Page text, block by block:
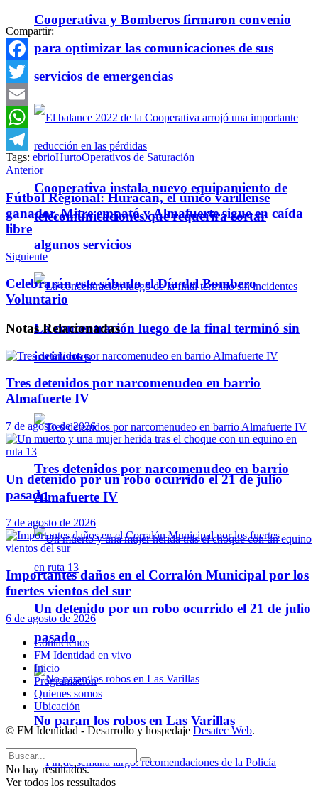
Cooperativa y Bomberos firmaron convenio
para optimizar las comunicaciones de sus
servicios de emergencias
Cooperativa instala nuevo equipamiento de
telecomunicaciones que requerirá cortar
algunos servicios
La concentración luego de la final terminó sin
incidentes
Policiales
Tres detenidos por narcomenudeo en barrio
Almafuerte IV
Un detenido por un robo ocurrido el 21 de julio
pasado
No paran los robos en Las Varillas
Compartir:
Facebook
Twitter
Email
WhatsApp
Telegram
Tags: ebrioHurtoOperativos de Saturación
Anterior
Fútbol Regional: Huracán, el único varillense
ganador, Mitre empató y Almafuerte sigue en caída
libre
Siguiente
Celebrarán este sábado el Día del Bombero
Voluntario
NotasRelacionadas
Tres detenidos por narcomenudeo en barrio
Almafuerte IV
7 de agosto de 2026
Un detenido por un robo ocurrido el 21 de julio
pasado
7 de agosto de 2026
Importantes daños en el Corralón Municipal por los
fuertes vientos del sur
6 de agosto de 2026
Contáctenos
FM Identidad en vivo
Inicio
Programación
Quienes somos
Ubicación
© FM Identidad - Desarrollo y hospedajeDesatec Web.
No hay resultados.
Ver todos los ressultados